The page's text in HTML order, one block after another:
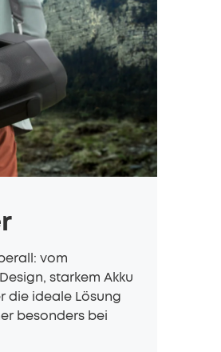
vom
starkem Akku
die ideale Lösung
besonders bei